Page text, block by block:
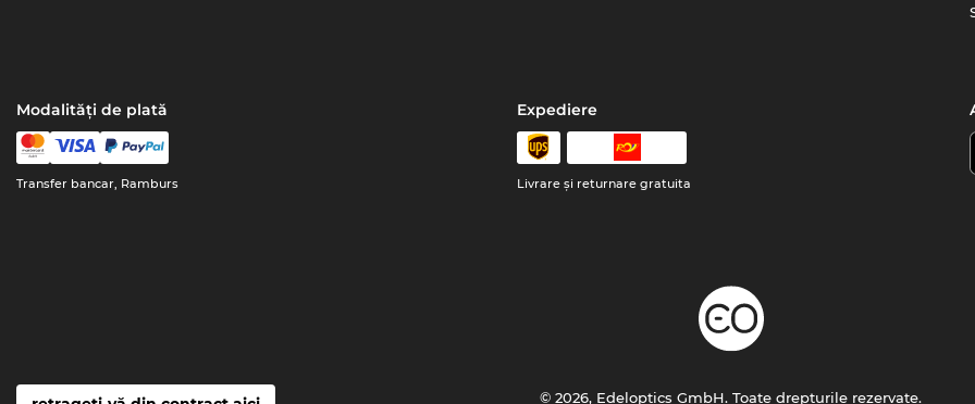
Modalități de plată
Transfer bancar, Ramburs
Expediere
Livrare şi returnare gratuita
© 2026, Edeloptics GmbH. Toate drepturile rezervate.